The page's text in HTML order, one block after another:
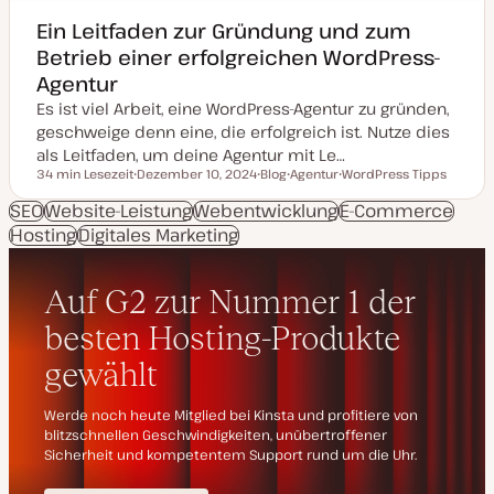
Ein Leitfaden zur Gründung und zum
Betrieb einer erfolgreichen WordPress-
Agentur
Es ist viel Arbeit, eine WordPress-Agentur zu gründen,
geschweige denn eine, die erfolgreich ist. Nutze dies
als Leitfaden, um deine Agentur mit Le…
Lesezeit
34 min Lesezeit
a
t
u
m
t
u
a
l
i
s
i
e
t
Dezember 10, 2024
o
s
T
Blog
h
e
a
Agentur
h
e
a
WordPress Tipps
SEOWebsite-LeistungWebentwicklungE-Commerce
HostingDigitales Marketing